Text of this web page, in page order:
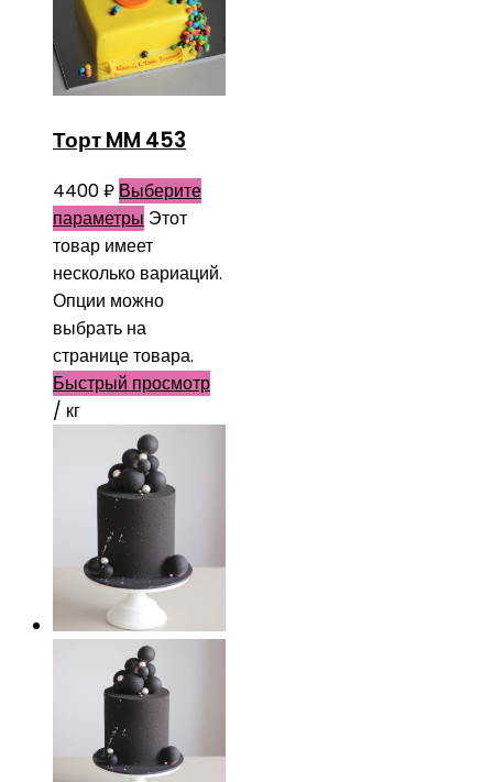
Торт MM 453
4400₽ Выберите
параметры Этот
товар имеет
несколько вариаций.
Опции можно
выбрать на
странице товара.
Быстрый просмотр
/ кг